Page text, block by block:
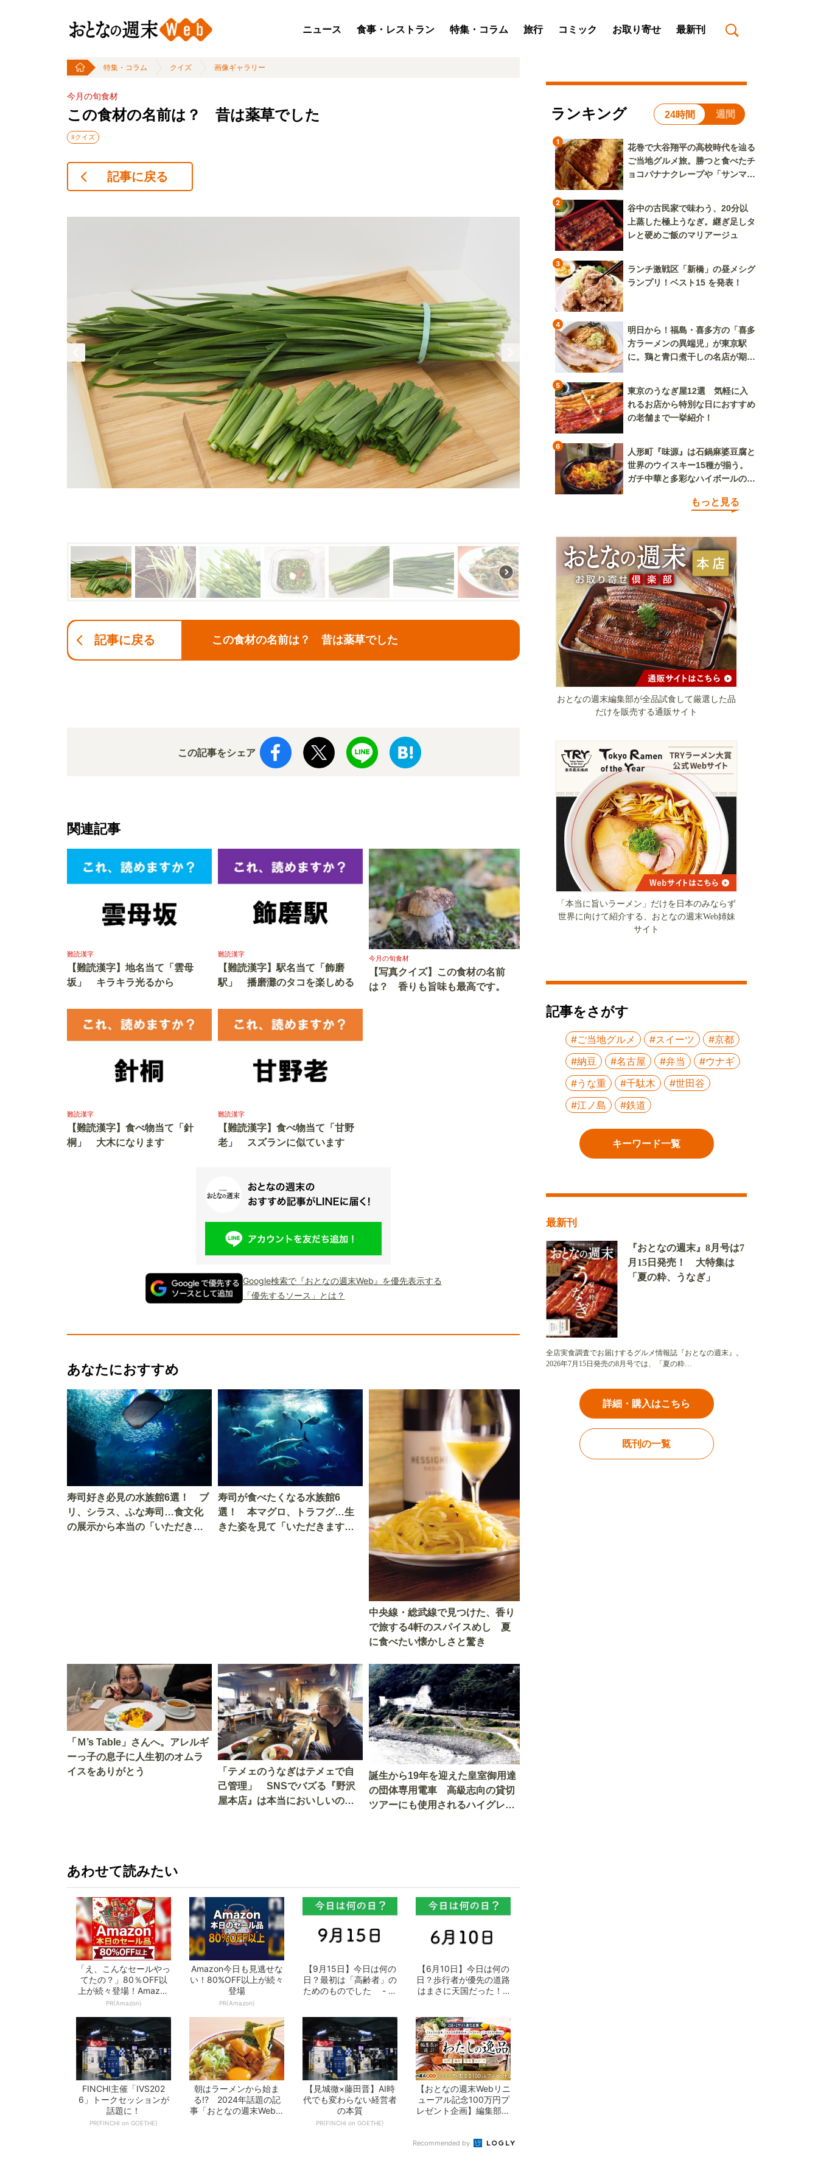
ニュース 食事・レストラン 特集・コラム 旅行 コミック お取り寄せ 最新刊
特集・コラム クイズ 画像ギャラリー
今月の旬食材
この食材の名前は？ 昔は薬草でした
#クイズ
記事に戻る
記事に戻る この食材の名前は？ 昔は薬草でした
この記事をシェア
関連記事
難読漢字
【難読漢字】地名当て「雲母
坂」 キラキラ光るから
難読漢字
【難読漢字】駅名当て「飾磨
駅」 播磨灘のタコを楽しめる
今月の旬食材
【写真クイズ】この食材の名前
は？ 香りも旨味も最高です。
難読漢字
【難読漢字】食べ物当て「針
桐」 大木になります
難読漢字
【難読漢字】食べ物当て「甘野
老」 スズランに似ています
Google検索で『おとなの週末Web』を優先表示する
「優先するソース」とは？
あなたにおすすめ
寿司好き必見の水族館6選！ ブ
リ、シラス、ふな寿司…食文化
の展示から本当の「いただきま
寿司が食べたくなる水族館6
選！ 本マグロ、トラフグ…生
きた姿を見て「いただきます」
中央線・総武線で見つけた、香り
で旅する4軒のスパイスめし 夏
に食べたい懐かしさと驚き
「Ｍ’s Table」さんへ。アレルギ
ーっ子の息子に人生初のオムラ
イスをありがとう
「テメェのうなぎはテメェで自
己管理」 SNSでバズる『野沢
屋本店』は本当においしいの
誕生から19年を迎えた皇室御用達
の団体専用電車 高級志向の貸切
ツアーにも使用されるハイグレー
あわせて読みたい
「え、こんなセールやっ
てたの？」80％OFF以
上が続々登場！Amazon
の本気が...
PR(Amazon)
Amazon今日も見逃せな
い！80%OFF以上が続々
登場
PR(Amazon)
【9月15日】今日は何の
日？最初は「高齢者」の
ためのものでした - お
【6月10日】今日は何の
日？歩行者が優先の道路
はまさに天国だった！ -
FINCHI主催「IVS202
6」トークセッションが
話題に！
PR(FINCHI on GOETHE)
朝はラーメンから始ま
る!? 2024年話題の記
事「おとなの週末Web」
【見城徹×藤田晋】AI時
代でも変わらない経営者
の本質
PR(FINCHI on GOETHE)
【おとなの週末Webリニ
ューアル記念100万円プ
レゼント企画】編集部が
Recommended by
ランキング 24時間 週間
1
花巻で大谷翔平の高校時代を辿る
ご当地グルメ旅。勝つと食べたチ
ョコバナナクレープや「サンマー
2
谷中の古民家で味わう、20分以
上蒸した極上うなぎ。継ぎ足しタ
レと硬めご飯のマリアージュ
3
ランチ激戦区「新橋」の昼メシグ
ランプリ！ベスト15 を発表！
4
明日から！福島・喜多方の「喜多
方ラーメンの異端児」が東京駅
に。鶏と青口煮干しの名店が期間
5
東京のうなぎ屋12選 気軽に入
れるお店から特別な日におすすめ
の老舗まで一挙紹介！
6
人形町『味源』は石鍋麻婆豆腐と
世界のウイスキー15種が揃う。
ガチ中華と多彩なハイボールの組
もっと見る
おとなの週末編集部が全品試食して厳選した品
だけを販売する通販サイト
「本当に旨いラーメン」だけを日本のみならず
世界に向けて紹介する、おとなの週末Web姉妹
サイト
記事をさがす
#ご当地グルメ #スイーツ
#京都
#納豆
#名古屋 #弁当
#ウナギ
#うな重
#千駄木
#世田谷
#江ノ島
#鉄道
キーワード一覧
最新刊
『おとなの週末』8月号は7
月15日発売！ 大特集は
「夏の粋、うなぎ」
全店実食調査でお届けするグルメ情報誌『おとなの週末』。
2026年7月15日発売の8月号では、「夏の粋…
詳細・購入はこちら
既刊の一覧